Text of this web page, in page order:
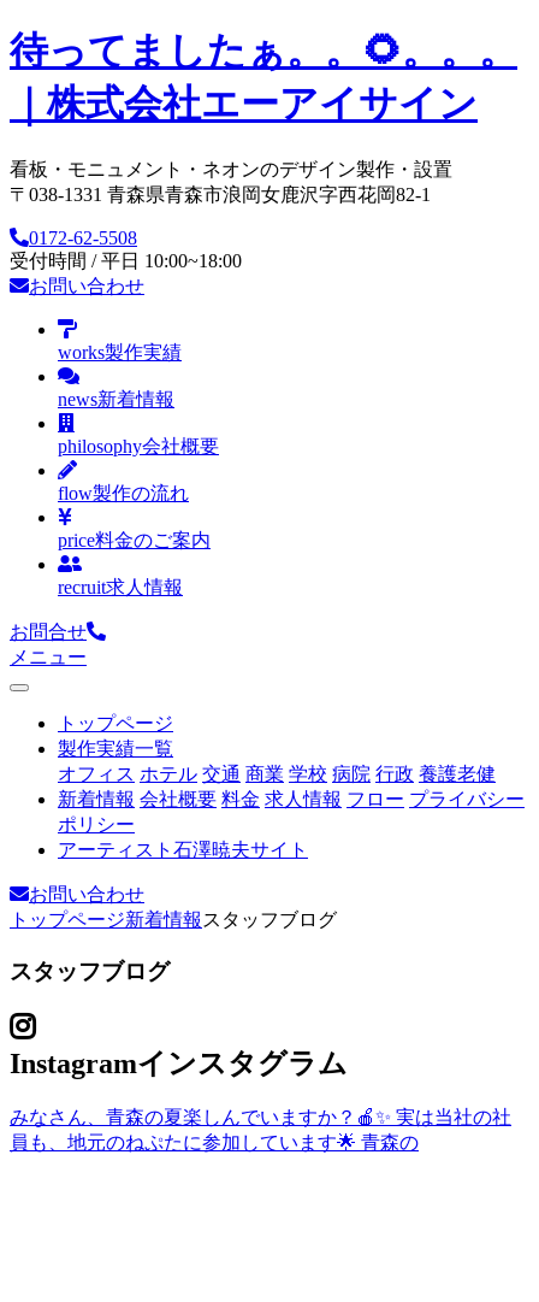
待ってましたぁ。。🌻。。。
｜株式会社エーアイサイン
看板・モニュメント・ネオンのデザイン製作・設置
〒038-1331 青森県青森市浪岡女鹿沢字西花岡82-1
0172-62-5508
受付時間 / 平日 10:00~18:00
お問い合わせ
works製作実績
news新着情報
philosophy会社概要
flow製作の流れ
price料金のご案内
recruit求人情報
お問合せ
メニュー
トップページ
製作実績一覧
オフィス ホテル 交通 商業 学校 病院 行政 養護老健
新着情報 会社概要 料金 求人情報 フロー プライバシー
ポリシー
アーティスト石澤暁夫サイト
お問い合わせ
トップページ新着情報 スタッフブログ
スタッフブログ
Instagramインスタグラム
みなさん、青森の夏楽しんでいますか？🍎✨ 実は当社の社
員も、地元のねぷたに参加しています🌟 青森の